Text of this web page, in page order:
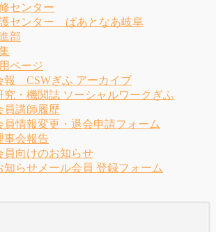
センター
センター ぱあとなあ岐阜
部
ページ
報 CSWぎふ アーカイブ
究・機関誌 ソーシャルワークぎふ
員講師履歴
員情報変更・退会申請フォーム
事会報告
員向けのお知らせ
知らせメール会員 登録フォーム